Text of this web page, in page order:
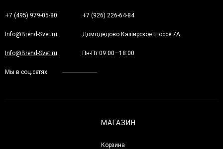
+7 (495) 979-05-80 +7 (926) 226-64-84
Info@Brend-Svet.ru Домодедово Каширское Шоссе 7А
Info@Brend-Svet.ru Пн-Пт 09:00—18:00
Мы в соц.сетях
МАГАЗИН
Корзина